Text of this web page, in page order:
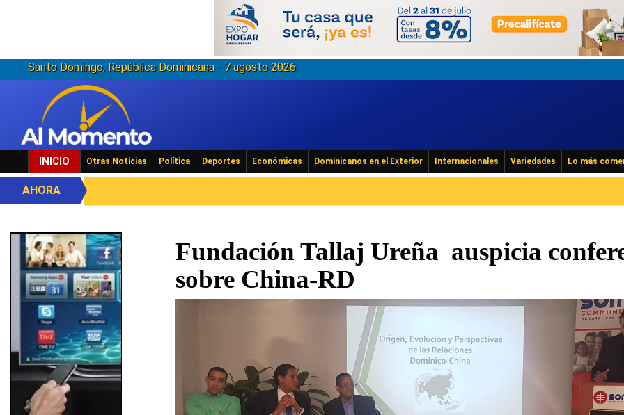
Santo Domingo, República Dominicana - 7 agosto 2026
INICIO Otras Noticias Política Deportes Económicas Dominicanos en el Exterior Internacionales Variedades Lo más
AHORA
Fundación Tallaj Ureña auspicia
sobre China-RD